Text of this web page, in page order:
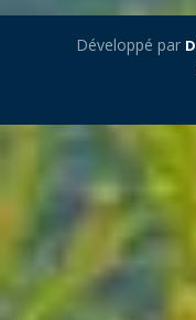
Développé par